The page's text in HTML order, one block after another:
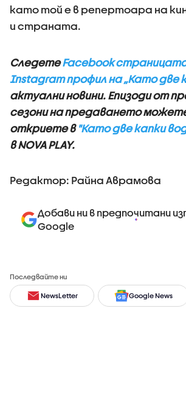
като той е в репертоара на
и страната.
СледетеFacebook
Instagram профил на „Като две
актуални новини. Епизоди от
сезони на предаването
откриете в "Като две капки
в NOVA PLAY.
Редактор: Райна Аврамова
Добави ни в предпочитани
Google
Последвайте ни
NewsLetter Google News